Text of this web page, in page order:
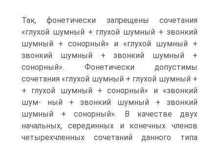
Так, фонетически запрещены сочетания
«глухой шумный + глухой шумный + звонкий
шумный + сонорный» и «глухой шумный +
звонкий шумный + звонкий шумный +
сонорный». Фонетически допустимы
сочетания «глухой шумный + глухой шумный +
+ глухой шумный + сонорный» и «звонкий
шум- ный + звонкий шумный + звонкий
шумный + сонорный». В качестве двух
начальных, серединных и конечных членов
четырехчленных сочетаний данного типа